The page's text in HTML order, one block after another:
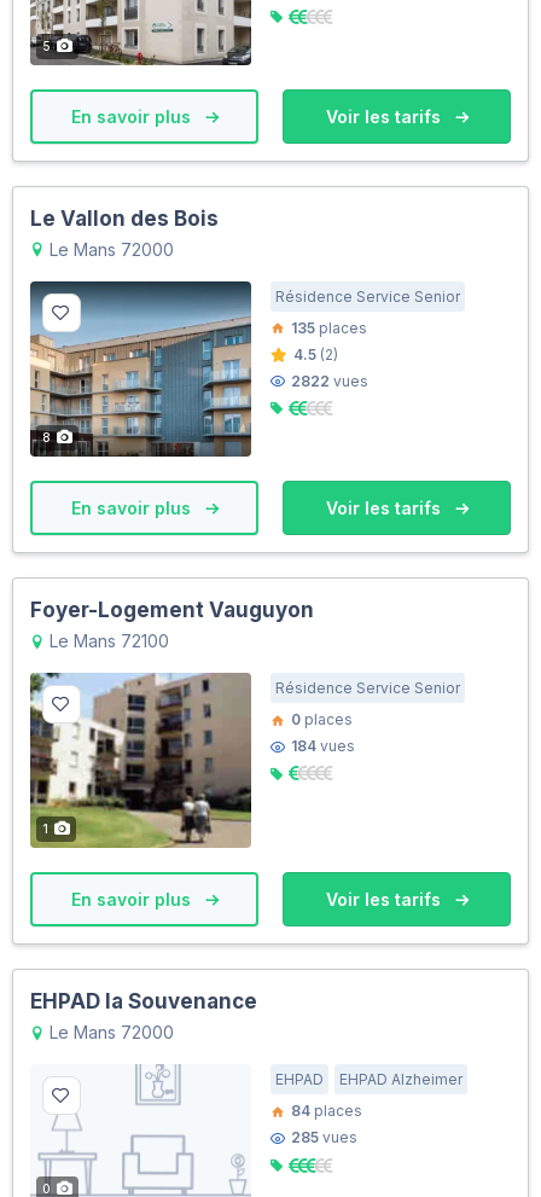
5
En savoir plus Voir les tarifs
Le Vallon des Bois
Le Mans 72000
8
Résidence Service Senior
135 places
4.5 (2)
2822 vues
En savoir plus Voir les tarifs
Foyer-Logement Vauguyon
Le Mans 72100
1
Résidence Service Senior
0 places
184 vues
En savoir plus Voir les tarifs
EHPAD la Souvenance
Le Mans 72000
0
EHPAD
EHPAD Alzheimer
84 places
285 vues